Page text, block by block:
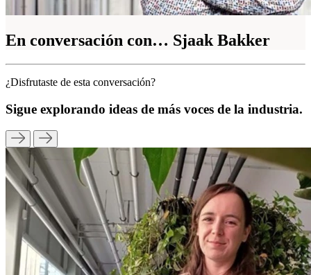
En conversación con… Sjaak Bakker
¿Disfrutaste de esta conversación?
Sigue explorando ideas de más voces de la industria.